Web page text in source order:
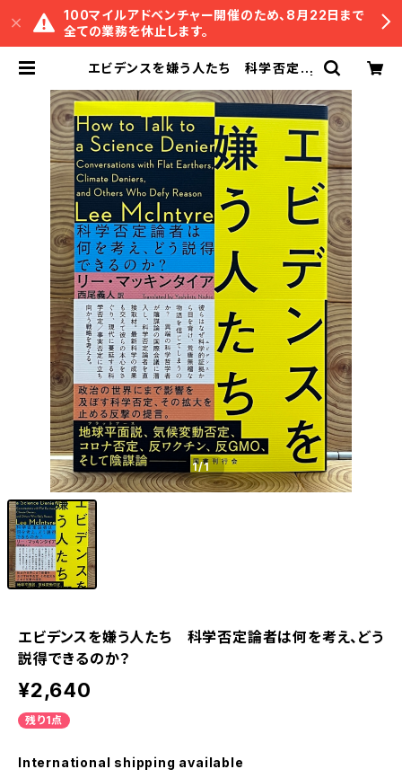
100マイルアドベンチャー開催のため、8月22日まで
全ての業務を休止します。
エビデンスを嫌う人たち 科学否定論
冒険研究所書店
1/1
エビデンスを嫌う人たち 科学否定論者は何を考え、どう
説得できるのか？
¥2,640
残り1点
International shipping available